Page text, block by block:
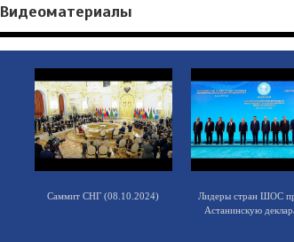
Видеоматериалы
Саммит СНГ (08.10.2024)
Лидеры стран ШОС
Астанинскую